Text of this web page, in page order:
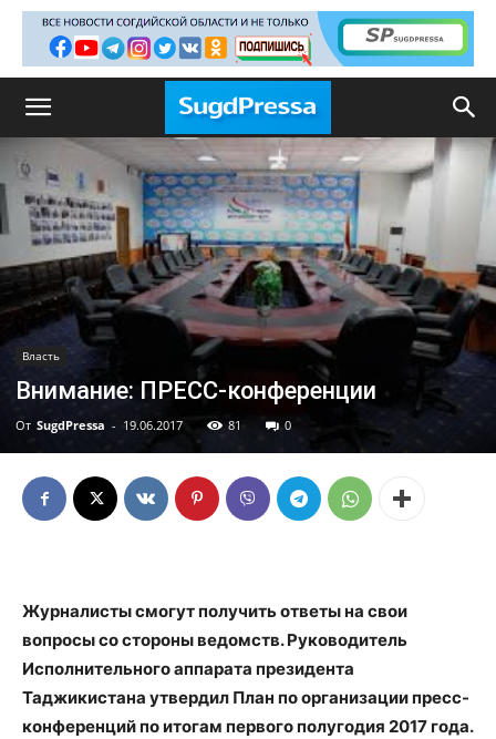
Власть
Внимание: ПРЕСС-конференции
От SugdPressa - 19.06.2017 81 0
Журналисты смогут получить ответы на свои
вопросы со стороны ведомств. Руководитель
Исполнительного аппарата президента
Таджикистана утвердил План по организации пресс-
конференций по итогам первого полугодия 2017 года.